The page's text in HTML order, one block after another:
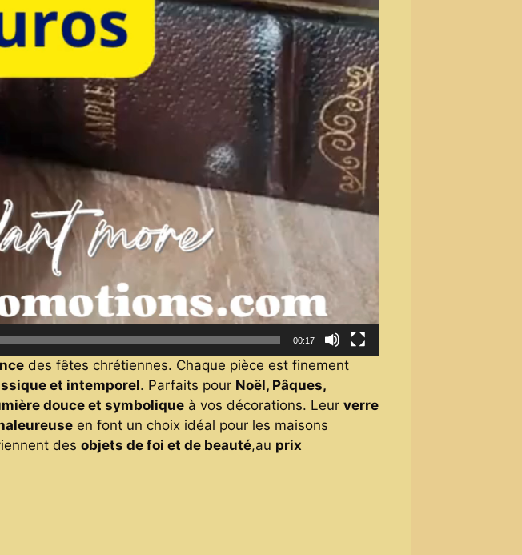
00:17
des fêtes chrétiennes. Chaque pièce est finement
et intemporel. Parfaits pour Noël, Pâques,
douce et symboliqueà vos décorations. Leur verre
en font un choix idéal pour les maisons
des objets de foi et de beauté,au prix